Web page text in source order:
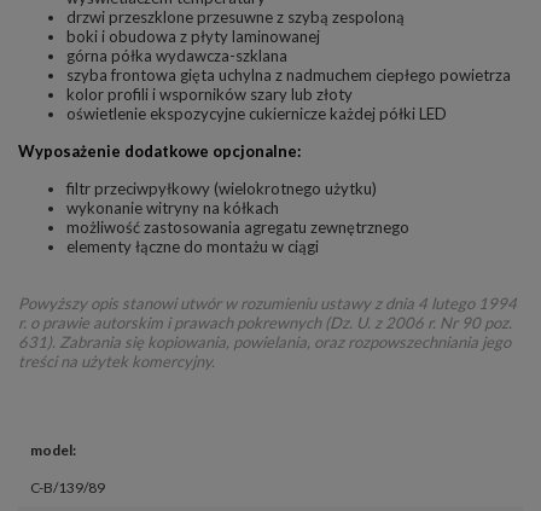
drzwi przeszklone przesuwne z szybą zespoloną
boki i obudowa z płyty laminowanej
górna półka wydawcza-szklana
szyba frontowa gięta uchylna z nadmuchem ciepłego powietrza
kolor profili i wsporników szary lub złoty
oświetlenie ekspozycyjne cukiernicze każdej półki LED
Wyposażenie dodatkowe opcjonalne:
filtr przeciwpyłkowy (wielokrotnego użytku)
wykonanie witryny na kółkach
możliwość zastosowania agregatu zewnętrznego
elementy łączne do montażu w ciągi
Powyższy opis stanowi utwór w rozumieniu ustawy z dnia 4 lutego 1994
r. o prawie autorskim i prawach pokrewnych (Dz. U. z 2006 r. Nr 90 poz.
631). Zabrania się kopiowania, powielania, oraz rozpowszechniania jego
treści na użytek komercyjny.
model:
C-B/139/89